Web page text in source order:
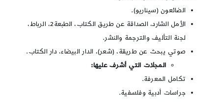
الضائعون (سيناريو).
الأمل الشارد، الصداقة عن طريق الكتاب، الطبعة2، الرباط،
لجنة التأليف والترجمة والنشر.
صوتي يبحث عن طريقة، (شعر)، الدار البيضاء، دار الكتاب.
المجلات التي أشرف عليها:
تكامل المعرفة.
جراسات أدبية وفلسفية.